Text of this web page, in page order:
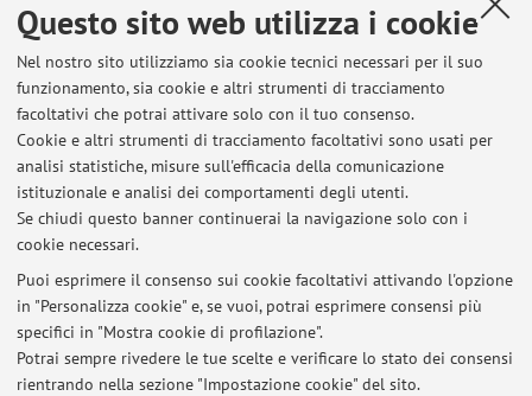
Questo sito web utilizza i cookie
Nel nostro sito utilizziamo sia cookie tecnici necessari per il suo
funzionamento, sia cookie e altri strumenti di tracciamento
facoltativi che potrai attivare solo con il tuo consenso.
Cookie e altri strumenti di tracciamento facoltativi sono usati per
analisi statistiche, misure sull'efficacia della comunicazione
istituzionale e analisi dei comportamenti degli utenti.
Se chiudi questo banner continuerai la navigazione solo con i
cookie necessari.
Puoi esprimere il consenso sui cookie facoltativi attivando l'opzione
in "Personalizza cookie" e, se vuoi, potrai esprimere consensi più
specifici in "Mostra cookie di profilazione".
Potrai sempre rivedere le tue scelte e verificare lo stato dei consensi
rientrando nella sezione "Impostazione cookie" del sito.
Didattica
Attività
Anno Accademico
Non sono presenti attività didattiche per l'A.A. 2026-2027
Ultimi avvisi
Al momento non sono presenti avvisi.